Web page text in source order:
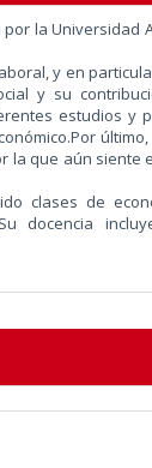
la
y en
y su
estudios y
la que aún siente
clases de
docencia